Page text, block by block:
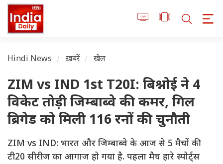
Hindi News ख़बरें खेल
ZIM vs IND 1st T20I: बिश्नोई ने 4
विकेट तोड़ी जिम्बाब्वे की कमर, गिल
ब्रिगेड को मिली 116 रनों की चुनौती
ZIM vs IND: भारत और जिम्बाब्वे के आज से 5 मैचों की
टी20 सीरीज का आगाज हो गया है. पहला मैच हारे स्पोर्ट्स